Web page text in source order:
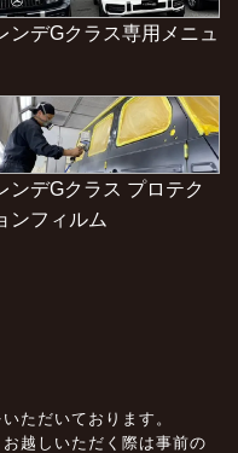
ンデGクラス専用メニュ
ンデGクラス プロテク
ンフィルム
ただいております。
越しいただく際は事前の